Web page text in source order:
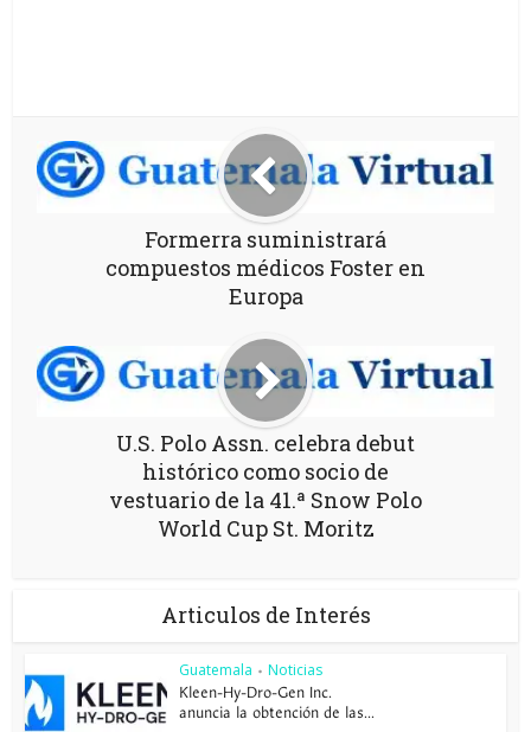
Formerra suministrará
compuestos médicos Foster en
Europa
U.S. Polo Assn. celebra debut
histórico como socio de
vestuario de la 41.ª Snow Polo
World Cup St. Moritz
Articulos de Interés
Guatemala • Noticias
Kleen-Hy-Dro-Gen Inc.
anuncia la obtención de las...